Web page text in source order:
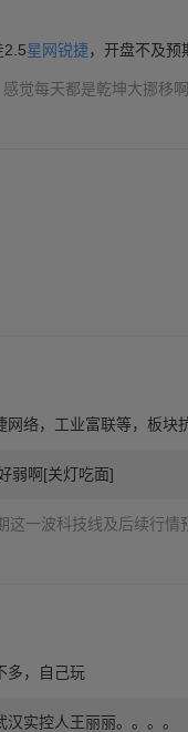
2.5星网锐捷，开盘不及
感觉每天都是乾坤大挪移
网络，工业富联等，板块
弱啊[关灯吃面]
这一波科技线及后续行
多，自己玩
汉实控人王丽丽。。。。